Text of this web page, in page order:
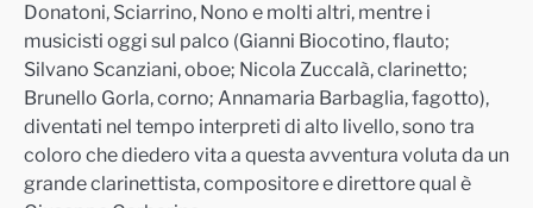
Donatoni, Sciarrino, Nono e molti altri, mentre i
musicisti oggi sul palco (Gianni Biocotino, flauto;
Silvano Scanziani, oboe; Nicola Zuccalà, clarinetto;
Brunello Gorla, corno; Annamaria Barbaglia, fagotto),
diventati nel tempo interpreti di alto livello, sono tra
coloro che diedero vita a questa avventura voluta da un
grande clarinettista, compositore e direttore qual è